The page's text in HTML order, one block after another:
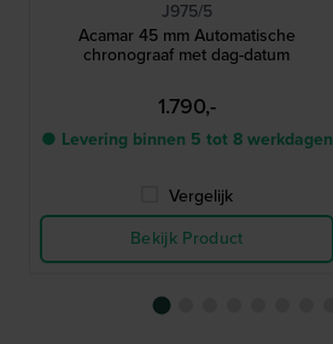
J975/5
Acamar 45 mm Automatische
chronograaf met dag-datum
1.790,-
● Levering binnen 5 tot 8 werkdagen
Vergelijk
Bekijk Product